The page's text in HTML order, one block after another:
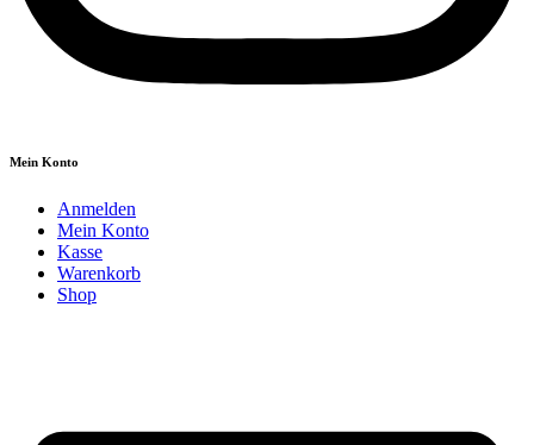
Mein Konto
Anmelden
Mein Konto
Kasse
Warenkorb
Shop